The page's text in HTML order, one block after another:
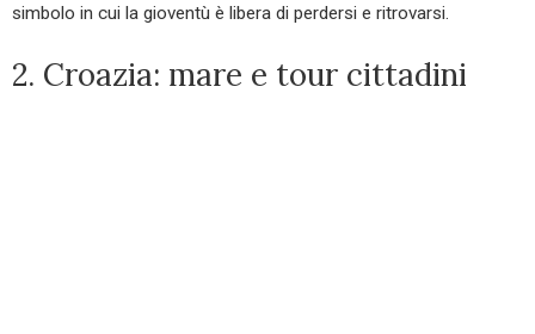
simbolo in cui la gioventù è libera di perdersi e ritrovarsi.
2. Croazia: mare e tour cittadini